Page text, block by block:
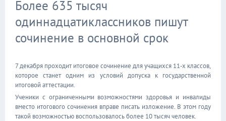
Более 635 тысяч
одиннадцатиклассников пишут
сочинение в основной срок
7 декабря проходит итоговое сочинение для учащихся 11-х классов,
которое станет одним из условий допуска к государственной
итоговой аттестации.
Ученики с ограниченными возможностями здоровья и инвалиды
вместо итогового сочинения вправе писать изложение. В этом году
такой возможностью воспользовалось более 10 тысяч человек.